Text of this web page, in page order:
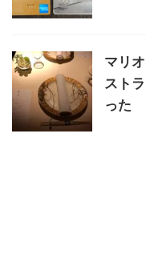
マリ
スト
った